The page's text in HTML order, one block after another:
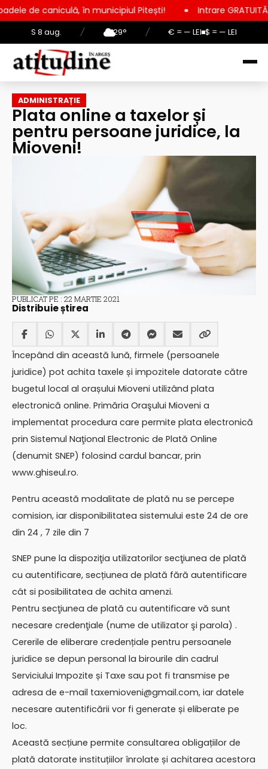
S 8 aug. / 29° / € = — LEI $ = — LEI
în municipiul Pitești! Intrare GRATUITĂ pentru
ADMINISTRAȚIE
Plata online a taxelor și
pentru persoane juridice, la
Mioveni!
PUBLICAT PE : 22 MARTIE 2021
Distribuie știrea
Începând din această lună, firmele (persoanele
juridice) pot achita taxele și impozitele datorate către
bugetul local al orașului Mioveni utilizând plata
electronică online. Primăria Oraşului Mioveni a
implementat procedura care permite plata electronică
prin Sistemul Naţional Electronic de Plată Online
(denumit SNEP) folosind cardul bancar, prin
www.ghiseul.ro.
Pentru această modalitate de plată nu se percepe
comision, iar disponibilitatea sistemului este 24 de ore
din 24 , 7 zile din 7
SNEP pune la dispoziţia utilizatorilor secţiunea de plată
cu autentificare, secțiunea de plată fără autentificare
cât si posibilitatea de achita amenzi.
Pentru secţiunea de plată cu autentificare vă sunt
necesare credenţiale (nume de utilizator şi parola) .
Cererile de eliberare credențiale pentru persoanele
juridice se depun personal la birourile din cadrul
Serviciului Impozite și Taxe sau pot fi transmise pe
adresa de e-mail taxemioveni@gmail.com, iar datele
necesare autentificării vor fi generate și eliberate pe
loc.
Această secțiune permite consultarea obligațiilor de
plată datorate instituțiilor înrolate și achitarea acestora